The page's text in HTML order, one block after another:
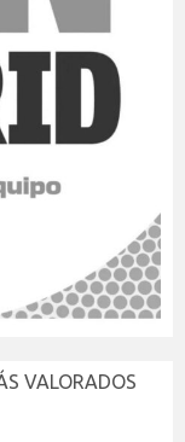
VALORADOS